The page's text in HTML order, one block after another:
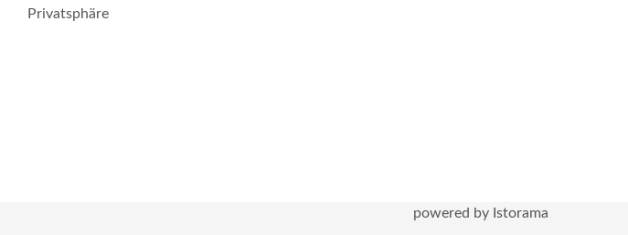
Privatsphäre
powered by Istorama